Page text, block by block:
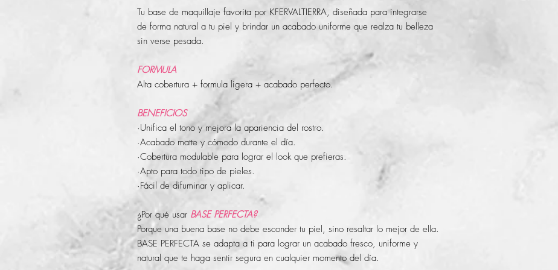
Tu base de maquillaje favorita por KFERVALTIERRA, diseñada para integrarse
de forma natural a tu piel y brindar un acabado uniforme que realza tu belleza
sin verse pesada.
FORMULA
Alta cobertura + formula ligera + acabado perfecto.
BENEFICIOS
·Unifica el tono y mejora la apariencia del rostro.
·Acabado matte y cómodo durante el día.
·Cobertura modulable para lograr el look que prefieras.
·Apto para todo tipo de pieles.
·Fácil de difuminar y aplicar.
¿Por qué usar BASE PERFECTA?
Porque una buena base no debe esconder tu piel, sino resaltar lo mejor de ella.
BASE PERFECTA se adapta a ti para lograr un acabado fresco, uniforme y
natural que te haga sentir segura en cualquier momento del día.